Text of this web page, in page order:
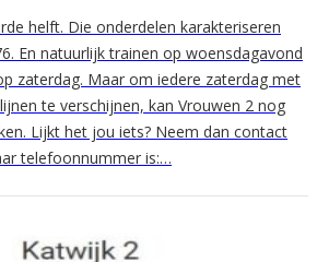
helft. Die onderdelen karakteriseren
En natuurlijk trainen op woensdagavond
zaterdag. Maar om iedere zaterdag met
te verschijnen, kan Vrouwen 2 nog
Lijkt het jou iets? Neem dan contact
telefoonnummer is:…